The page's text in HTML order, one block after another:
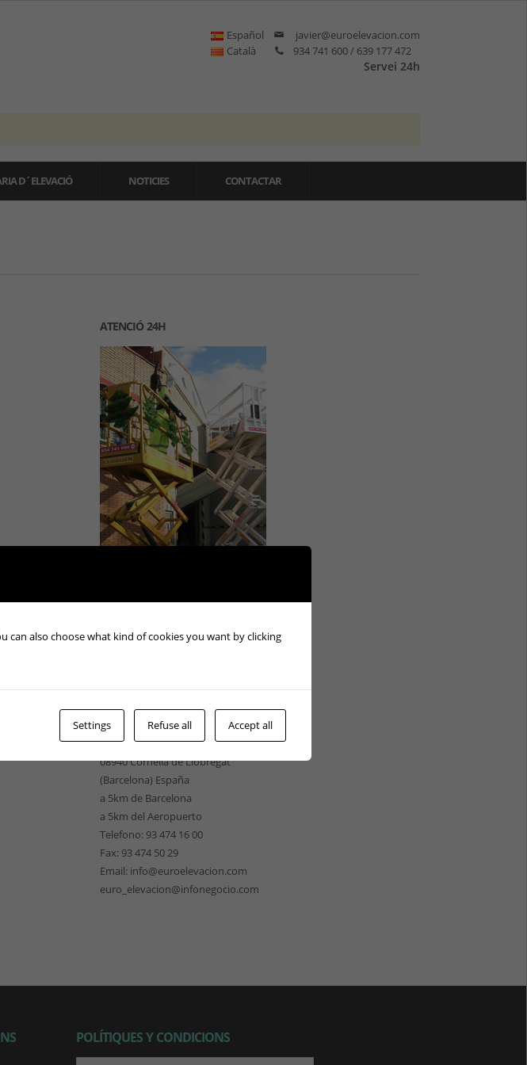
javier@euroelevacion.com
934 741 600 / 639 177 472
Servei 24h
Español
Català
D´ELEVACIÓ NOTICIES CONTACTAR
ATENCIÓ 24H
EUROELEVACIÓN CATALUNYA
Pso. Ferrocarriles 158
08940 Cornellà de Llobregat
(Barcelona) España
a 5km de Barcelona
a 5km del Aeropuerto
Telefono: 93 474 16 00
Fax: 93 474 50 29
Email: info@euroelevacion.com
euro_elevacion@infonegocio.com
POLÍTIQUES Y CONDICIONS
can also choose what kind of cookies you want by clicking
Settings Refuse all Accept all